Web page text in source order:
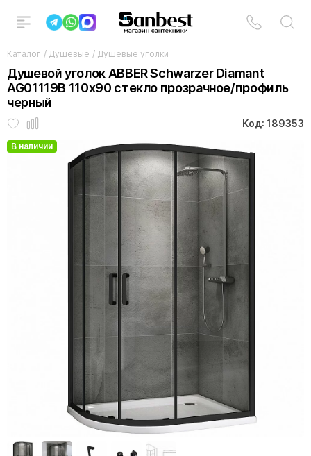
Каталог / Душевые / Душевые уголки
Душевой уголок ABBER Schwarzer Diamant
AG01119B 110x90 стекло прозрачное/профиль
черный
Код: 189353
В наличии